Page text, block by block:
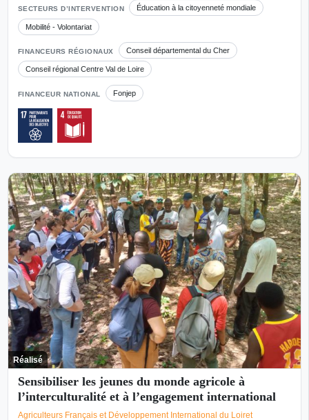
SECTEURS D’INTERVENTION Éducation à la citoyenneté mondiale
Mobilité - Volontariat
FINANCEURS RÉGIONAUX Conseil départemental du Cher
Conseil régional Centre Val de Loire
FINANCEUR NATIONAL Fonjep
Réalisé
Sensibiliser les jeunes du monde agricole à
l’interculturalité et à l’engagement international
Agriculteurs Français et Développement International du Loiret